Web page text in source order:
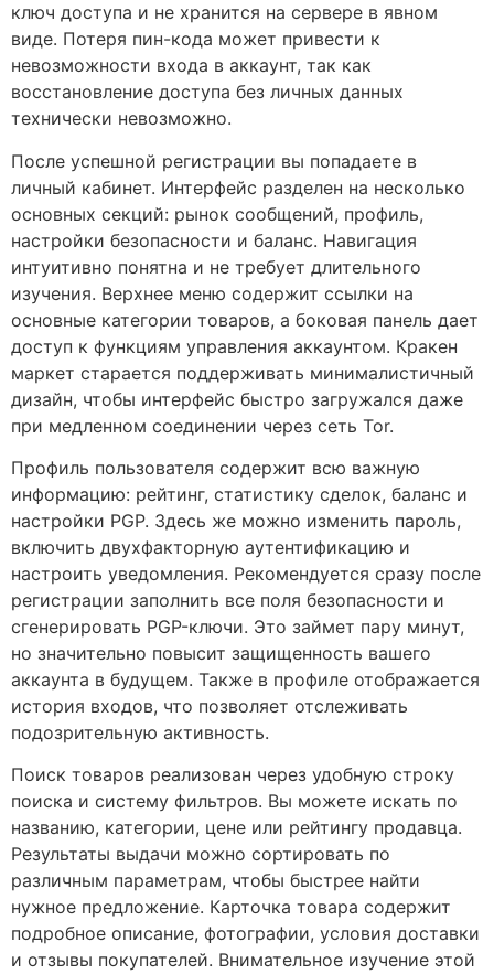
ключ доступа и не хранится на сервере в явном
виде. Потеря пин-кода может привести к
невозможности входа в аккаунт, так как
восстановление доступа без личных данных
технически невозможно.
После успешной регистрации вы попадаете в
личный кабинет. Интерфейс разделен на несколько
основных секций: рынок сообщений, профиль,
настройки безопасности и баланс. Навигация
интуитивно понятна и не требует длительного
изучения. Верхнее меню содержит ссылки на
основные категории товаров, а боковая панель дает
доступ к функциям управления аккаунтом. Кракен
маркет старается поддерживать минималистичный
дизайн, чтобы интерфейс быстро загружался даже
при медленном соединении через сеть Tor.
Профиль пользователя содержит всю важную
информацию: рейтинг, статистику сделок, баланс и
настройки PGP. Здесь же можно изменить пароль,
включить двухфакторную аутентификацию и
настроить уведомления. Рекомендуется сразу после
регистрации заполнить все поля безопасности и
сгенерировать PGP-ключи. Это займет пару минут,
но значительно повысит защищенность вашего
аккаунта в будущем. Также в профиле отображается
история входов, что позволяет отслеживать
подозрительную активность.
Поиск товаров реализован через удобную строку
поиска и систему фильтров. Вы можете искать по
названию, категории, цене или рейтингу продавца.
Результаты выдачи можно сортировать по
различным параметрам, чтобы быстрее найти
нужное предложение. Карточка товара содержит
подробное описание, фотографии, условия доставки
и отзывы покупателей. Внимательное изучение этой